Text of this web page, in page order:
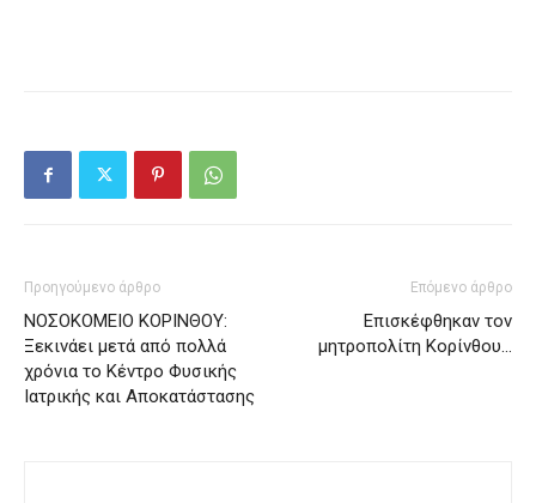
Προηγούμενο άρθρο
ΝΟΣΟΚΟΜΕΙΟ ΚΟΡΙΝΘΟΥ:
Ξεκινάει μετά από πολλά
χρόνια το Κέντρο Φυσικής
Ιατρικής και Αποκατάστασης
Επόμενο άρθρο
Επισκέφθηκαν τον
μητροπολίτη Κορίνθου…